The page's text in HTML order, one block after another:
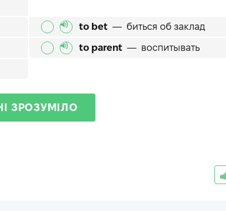
to bet — биться об заклад
to parent — воспитывать
ЗРОЗУМІЛО